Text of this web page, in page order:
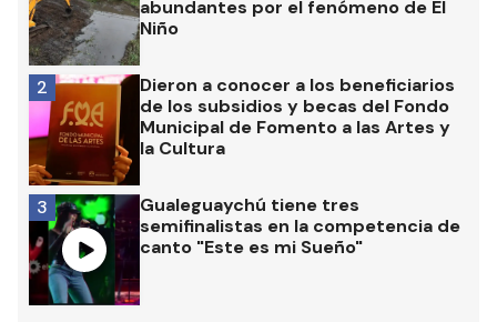
abundantes por el fenómeno de El
Niño
Dieron a conocer a los beneficiarios
de los subsidios y becas del Fondo
Municipal de Fomento a las Artes y
la Cultura
2
Gualeguaychú tiene tres
semifinalistas en la competencia de
canto "Este es mi Sueño"
3